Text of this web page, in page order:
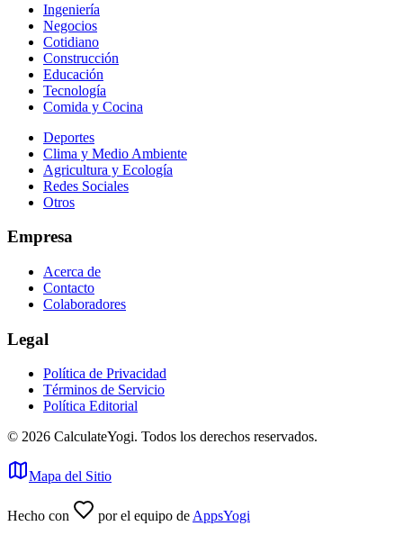
Ingeniería
Negocios
Cotidiano
Construcción
Educación
Tecnología
Comida y Cocina
Deportes
Clima y Medio Ambiente
Agricultura y Ecología
Redes Sociales
Otros
Empresa
Acerca de
Contacto
Colaboradores
Legal
Política de Privacidad
Términos de Servicio
Política Editorial
© 2026 CalculateYogi. Todos los derechos reservados.
Mapa del Sitio
Hecho con por el equipo deAppsYogi